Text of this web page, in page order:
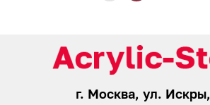
г. Москва, ул.